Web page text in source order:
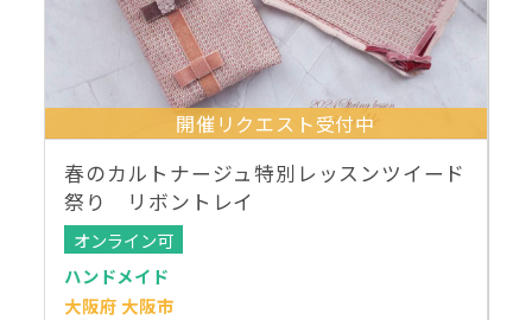
開催リクエスト受付中
春のカルトナージュ特別レッスンツイード
祭り リボントレイ
オンライン可
ハンドメイド
大阪府 大阪市